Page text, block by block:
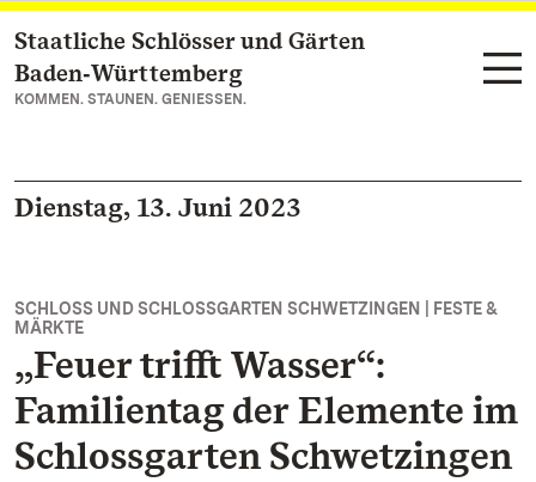
Zum Hauptinhalt springen
Staatliche Schlösser und Gärten
Baden‑Württemberg
KOMMEN. STAUNEN. GENIESSEN.
Dienstag, 13. Juni 2023
SCHLOSS UND SCHLOSSGARTEN SCHWETZINGEN | FESTE &
MÄRKTE
„Feuer trifft Wasser“:
Familientag der Elemente im
Schlossgarten Schwetzingen